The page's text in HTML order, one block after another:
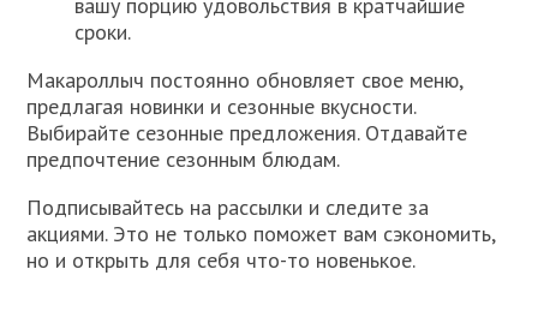
вашу порцию удовольствия в кратчайшие
сроки.
Макароллыч постоянно обновляет свое меню,
предлагая новинки и сезонные вкусности.
Выбирайте сезонные предложения. Отдавайте
предпочтение сезонным блюдам.
Подписывайтесь на рассылки и следите за
акциями. Это не только поможет вам сэкономить,
но и открыть для себя что-то новенькое.